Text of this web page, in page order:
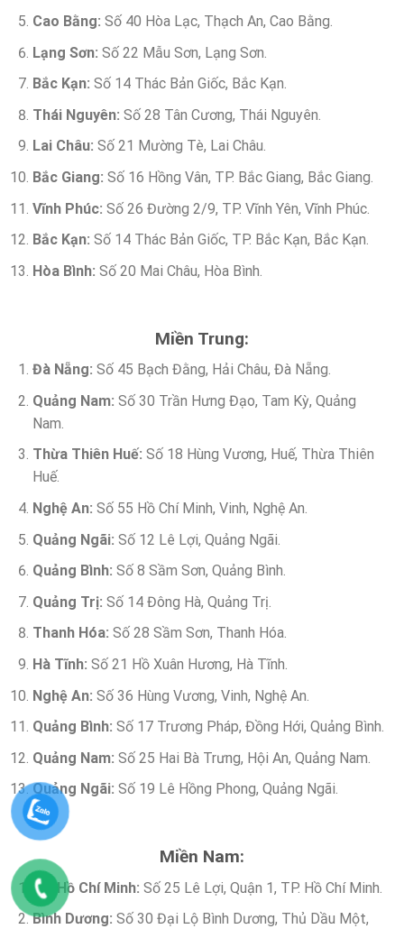
Cao Bằng: Số 40 Hòa Lạc, Thạch An, Cao Bằng.
Lạng Sơn: Số 22 Mẫu Sơn, Lạng Sơn.
Bắc Kạn: Số 14 Thác Bản Giốc, Bắc Kạn.
Thái Nguyên: Số 28 Tân Cương, Thái Nguyên.
Lai Châu: Số 21 Mường Tè, Lai Châu.
Bắc Giang: Số 16 Hồng Vân, TP. Bắc Giang, Bắc Giang.
Vĩnh Phúc: Số 26 Đường 2/9, TP. Vĩnh Yên, Vĩnh Phúc.
Bắc Kạn: Số 14 Thác Bản Giốc, TP. Bắc Kạn, Bắc Kạn.
Hòa Bình: Số 20 Mai Châu, Hòa Bình.
Miền Trung:
Đà Nẵng: Số 45 Bạch Đằng, Hải Châu, Đà Nẵng.
Quảng Nam: Số 30 Trần Hưng Đạo, Tam Kỳ, Quảng
Nam.
Thừa Thiên Huế: Số 18 Hùng Vương, Huế, Thừa Thiên
Huế.
Nghệ An: Số 55 Hồ Chí Minh, Vinh, Nghệ An.
Quảng Ngãi: Số 12 Lê Lợi, Quảng Ngãi.
Quảng Bình: Số 8 Sầm Sơn, Quảng Bình.
Quảng Trị: Số 14 Đông Hà, Quảng Trị.
Thanh Hóa: Số 28 Sầm Sơn, Thanh Hóa.
Hà Tĩnh: Số 21 Hồ Xuân Hương, Hà Tĩnh.
Nghệ An: Số 36 Hùng Vương, Vinh, Nghệ An.
Quảng Bình: Số 17 Trương Pháp, Đồng Hới, Quảng Bình.
Quảng Nam: Số 25 Hai Bà Trưng, Hội An, Quảng Nam.
Quảng Ngãi: Số 19 Lê Hồng Phong, Quảng Ngãi.
Miền Nam:
TP. Hồ Chí Minh: Số 25 Lê Lợi, Quận 1, TP. Hồ Chí Minh.
Bình Dương: Số 30 Đại Lộ Bình Dương, Thủ Dầu Một,